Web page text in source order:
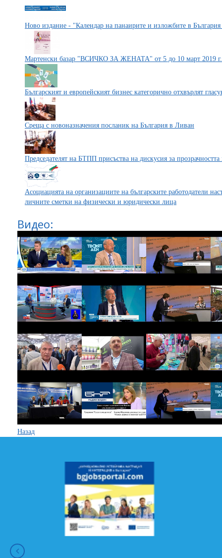
Ново издание - "Календар на панаирите и изложбите в България
Мартенски базар "ВСИЧКО ЗА ЖЕНАТА" от 5 до 10 март 2019 г.
Българският и европейският бизнес категорично отхвърлят
Среща с новоназначения посланик на България в Ливан
Председателят на БТПП присъства на дискусия за прозрачността
Асоциацията на организациите на българските работодатели
личните сметки на физически и юридически лица
Видео:
Назад